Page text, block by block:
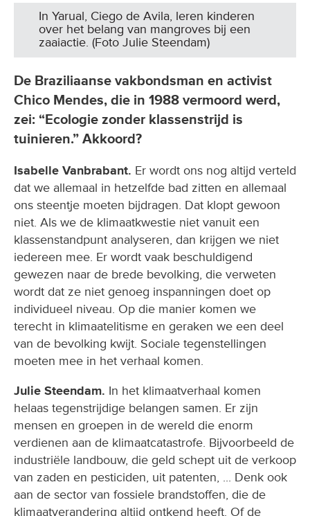
In Yarual, Ciego de Avila, leren kinderen
over het belang van mangroves bij een
zaaiactie. (Foto Julie Steendam)
De Braziliaanse vakbondsman en activist
Chico Mendes, die in 1988 vermoord werd,
zei: “Ecologie zonder klassenstrijd is
tuinieren.” Akkoord?
Isabelle Vanbrabant. Er wordt ons nog altijd verteld
dat we allemaal in hetzelfde bad zitten en allemaal
ons steentje moeten bijdragen. Dat klopt gewoon
niet. Als we de klimaatkwestie niet vanuit een
klassenstandpunt analyseren, dan krijgen we niet
iedereen mee. Er wordt vaak beschuldigend
gewezen naar de brede bevolking, die verweten
wordt dat ze niet genoeg inspanningen doet op
individueel niveau. Op die manier komen we
terecht in klimaatelitisme en geraken we een deel
van de bevolking kwijt. Sociale tegenstellingen
moeten mee in het verhaal komen.
Julie Steendam. In het klimaatverhaal komen
helaas tegenstrijdige belangen samen. Er zijn
mensen en groepen in de wereld die enorm
verdienen aan de klimaatcatastrofe. Bijvoorbeeld de
industriële landbouw, die geld schept uit de verkoop
van zaden en pesticiden, uit patenten, ... Denk ook
aan de sector van fossiele brandstoffen, die de
klimaatverandering altijd ontkend heeft. Of de